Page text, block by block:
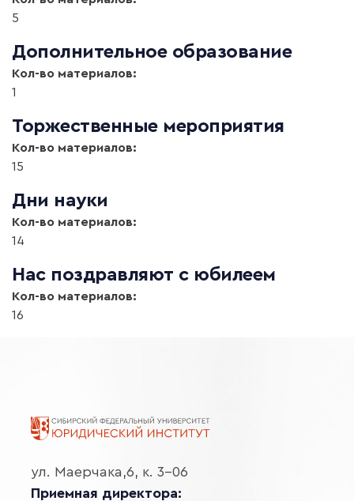
5
Дополнительное образование
Кол-во материалов:
1
Торжественные мероприятия
Кол-во материалов:
15
Дни науки
Кол-во материалов:
14
Нас поздравляют с юбилеем
Кол-во материалов:
16
ул. Маерчака,6, к. 3-06
Приемная директора: